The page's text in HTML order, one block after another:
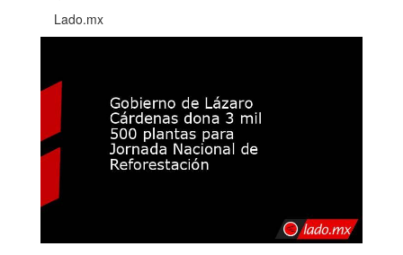
Lado.mx